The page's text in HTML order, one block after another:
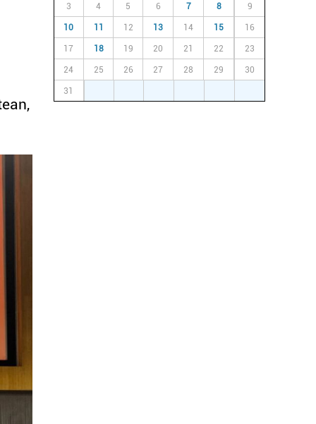
3 4 5 6 7 8 9
10 11 12 13 14 15 16
17 18 19 20 21 22 23
24 25 26 27 28 29 30
31